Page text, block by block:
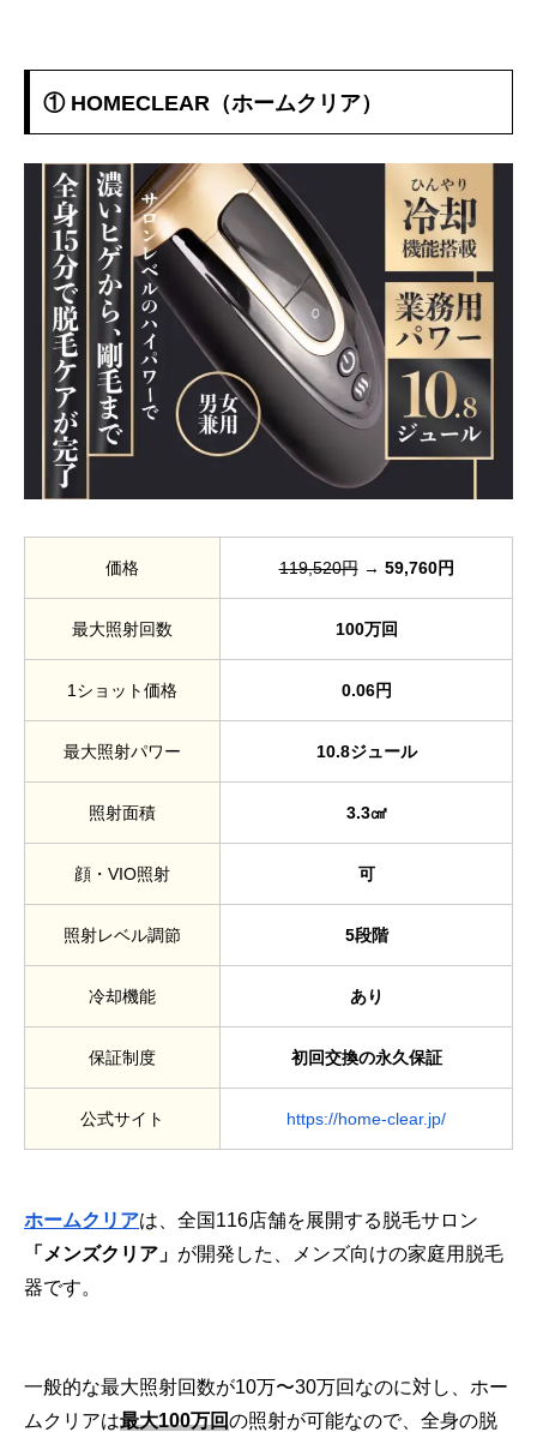
① HOMECLEAR（ホームクリア）
価格 119,520円→ 59,760円
最大照射回数 100万回
1ショット価格 0.06円
最大照射パワー 10.8ジュール
照射面積 3.3㎠
顔・VIO照射 可
照射レベル調節 5段階
冷却機能 あり
保証制度 初回交換の永久保証
公式サイト https://home-clear.jp/
ホームクリアは、全国116店舗を展開する脱毛サロン
「メンズクリア」 が開発した、メンズ向けの家庭用脱毛
器です。
一般的な最大照射回数が10万〜30万回なのに対し、ホー
ムクリアは最大100万回の照射が可能なので、全身の脱